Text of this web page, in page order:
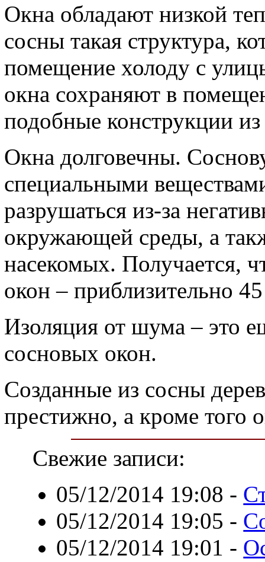
Окна обладают низкой
сосны такая структура,
помещение холоду с
окна сохраняют в
подобные конструкции из
Окна долговечны.
специальными
разрушаться из-за
окружающей среды, а
насекомых. Получается,
окон – приблизительно 45
Изоляция от шума – это
сосновых окон.
Созданные из сосны
престижно, а кроме того
Свежие записи:
05/12/2014 19:08 -
05/12/2014 19:05 -
05/12/2014 19:01 -